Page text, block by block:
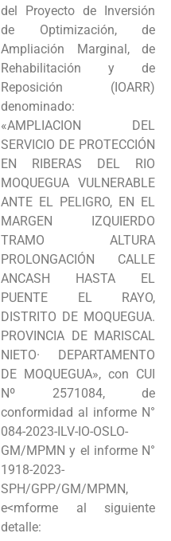
del Proyecto de Inversión
de Optimización, de
Ampliación Marginal, de
Rehabilitación y de
Reposición (IOARR)
denominado:
«AMPLIACION DEL
SERVICIO DE PROTECCIÓN
EN RIBERAS DEL RIO
MOQUEGUA VULNERABLE
ANTE EL PELIGRO, EN EL
MARGEN IZQUIERDO
TRAMO ALTURA
PROLONGACIÓN CALLE
ANCASH HASTA EL
PUENTE EL RAYO,
DISTRITO DE MOQUEGUA.
PROVINCIA DE MARISCAL
NIETO· DEPARTAMENTO
DE MOQUEGUA», con CUI
Nº 2571084, de
conformidad al informe N°
084-2023-ILV-IO-OSLO-
GM/MPMN y el informe N°
1918-2023-
SPH/GPP/GM/MPMN,
e<mforme al siguiente
detalle: